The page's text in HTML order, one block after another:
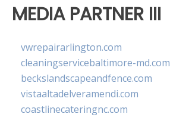
MEDIA PARTNER III
vwrepairarlington.com
cleaningservicebaltimore-md.com
beckslandscapeandfence.com
vistaaltadelveramendi.com
coastlinecateringnc.com